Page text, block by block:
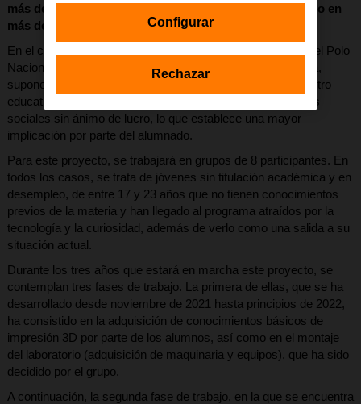
más de un 13%
aumentado la motivación del alumnado en
más de un 62%.
En el caso del proyecto desarrollado en las instalaciones del Polo
Nacional de Contenidos Digitales de Málaga, en Tabacalera,
supone una novedad, ya que, por primera vez, sale del centro
educativo para trabajar con jóvenes vinculados a colectivos
sociales sin ánimo de lucro, lo que establece una mayor
implicación por parte del alumnado.
Para este proyecto, se trabajará en grupos de 8 participantes. En
todos los casos, se trata de jóvenes sin titulación académica y en
desempleo, de entre 17 y 23 años que no tienen conocimientos
previos de la materia y han llegado al programa atraídos por la
tecnología y la curiosidad, además de verlo como una salida a su
situación actual.
Durante los tres años que estará en marcha este proyecto, se
contemplan tres fases de trabajo. La primera de ellas, que se ha
desarrollado desde noviembre de 2021 hasta principios de 2022,
ha consistido en la adquisición de conocimientos básicos de
impresión 3D por parte de los alumnos, así como en el montaje
del laboratorio (adquisición de maquinaria y equipos), que ha sido
decidido por el grupo.
A continuación, la segunda fase de trabajo, en la que se encuentra
Configurar
Rechazar